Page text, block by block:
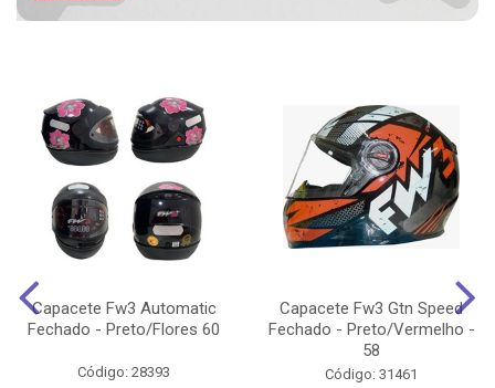
Capacete Fw3 Automatic
Fechado - Preto/Flores 60
Código: 28393
Capacete Fw3 Gtn Speed
Fechado - Preto/Vermelho -
58
Código: 31461